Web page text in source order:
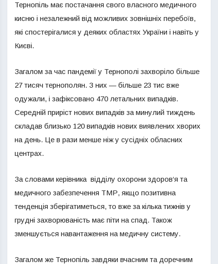
Тернопіль має постачання свого власного медичного
кисню і незалежний від можливих зовнішніх перебоїв,
які спостерігалися у деяких областях України і навіть у
Києві.
Загалом за час пандемії у Тернополі захворіло більше
27 тисяч тернополян. З них — більше 23 тис вже
одужали, і зафіксовано 470 летальних випадків.
Середній приріст нових випадків за минулий тиждень
складав близько 120 випадків нових виявлених хворих
на день. Це в рази менше ніж у сусідніх обласних
центрах.
За словами керівника відділу охорони здоров‘я та
медичного забезпечення ТМР, якщо позитивна
тенденція зберігатиметься, то вже за кілька тижнів у
грудні захворюваність має піти на спад. Також
зменшується навантаження на медичну систему.
Загалом же Тернопіль завдяки вчасним та доречним